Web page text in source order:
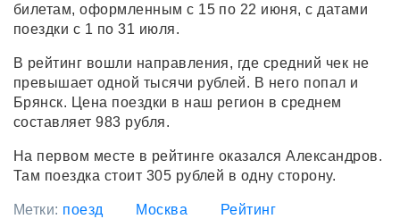
билетам, оформленным с 15 по 22 июня, с датами
поездки с 1 по 31 июля.
В рейтинг вошли направления, где средний чек не
превышает одной тысячи рублей. В него попал и
Брянск. Цена поездки в наш регион в среднем
составляет 983 рубля.
На первом месте в рейтинге оказался Александров.
Там поездка стоит 305 рублей в одну сторону.
Метки: поезд Москва Рейтинг